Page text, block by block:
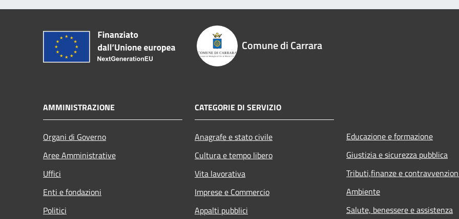
Comune di Carrara
AMMINISTRAZIONE
Organi di Governo
Aree Amministrative
Uffici
Enti e fondazioni
Politici
CATEGORIE DI SERVIZIO
Anagrafe e stato civile
Cultura e tempo libero
Vita lavorativa
Imprese e Commercio
Appalti pubblici
Educazione e formazione
Giustizia e sicurezza pubblica
Tributi,finanze e
Ambiente
Salute, benessere e assistenza